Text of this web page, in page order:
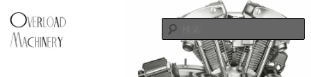
新潟のハー
レー中古車
ショベル・アイアンスポーツ・エボビッグツイン＆スポーツスターなどを取
り扱う中古ハーレー専門店。整備・修理・カスタムまで一貫対応します。